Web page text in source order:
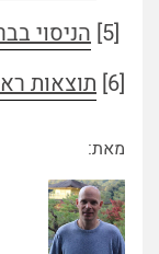
[5]
הניסוי
[6]
תוצאות
מאת: